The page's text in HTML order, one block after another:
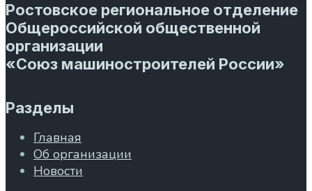
Ростовское региональное отделение
Общероссийской общественной
организации
«Союз машиностроителей России»
Разделы
Главная
Об организации
Новости